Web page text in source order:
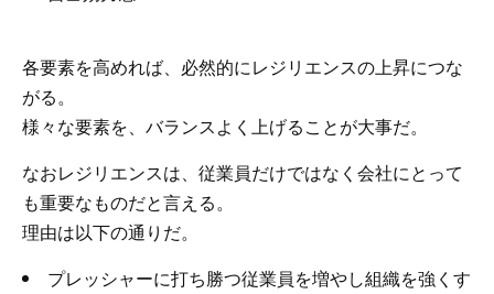
各要素を高めれば、必然的にレジリエンスの上昇につな
がる。
様々な要素を、バランスよく上げることが大事だ。
なおレジリエンスは、従業員だけではなく会社にとって
も重要なものだと言える。
理由は以下の通りだ。
プレッシャーに打ち勝つ従業員を増やし組織を強くす